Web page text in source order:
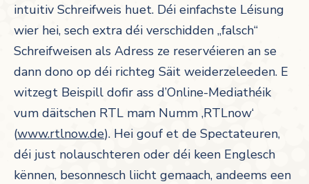
intuitiv Schreifweis huet. Déi einfachste Léisung
wier hei, sech extra déi verschidden „falsch“
Schreifweisen als Adress ze reservéieren an se
dann dono op déi richteg Säit weiderzeleeden. E
witzegt Beispill dofir ass d’Online-Mediathéik
vum däitschen RTL mam Numm ‚RTLnow‘
(www.rtlnow.de). Hei gouf et de Spectateuren,
déi just nolauschteren oder déi keen Englesch
kënnen, besonnesch liicht gemaach, andeems een